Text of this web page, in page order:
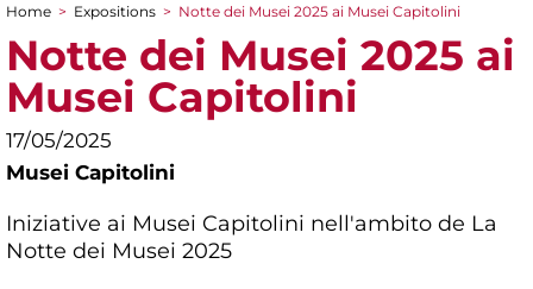
You are here
Home > Expositions > Notte dei Musei 2025 ai Musei Capitolini
Notte dei Musei 2025 ai
Musei Capitolini
17/05/2025
Musei Capitolini
Iniziative ai Musei Capitolini nell'ambito de La
Notte dei Musei 2025